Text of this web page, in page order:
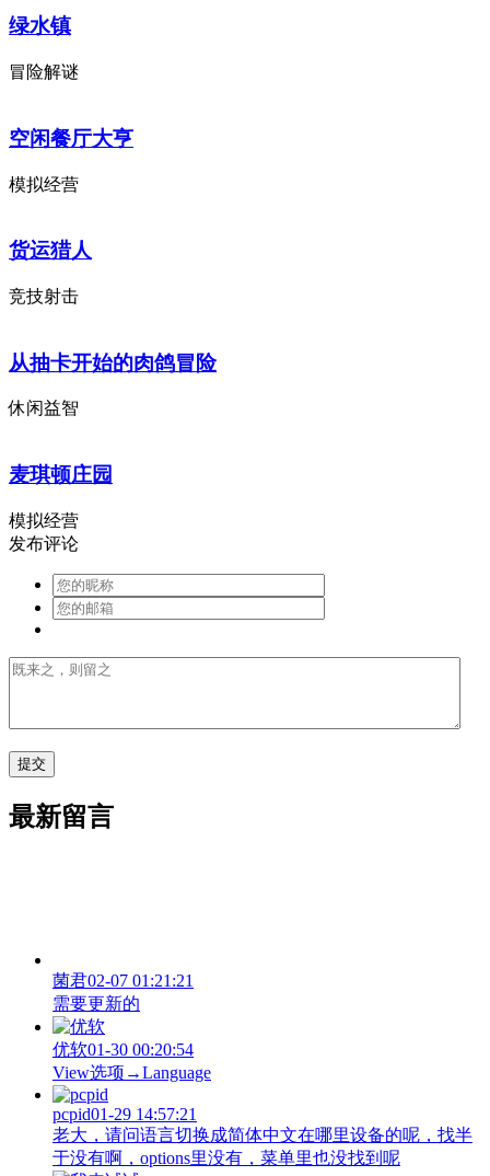
绿水镇
冒险解谜
空闲餐厅大亨
模拟经营
货运猎人
竞技射击
从抽卡开始的肉鸽冒险
休闲益智
麦琪顿庄园
模拟经营
发布评论
最新留言
菌君02-07 01:21:21
需要更新的
优软01-30 00:20:54
View‌选项→Language
pcpid01-29 14:57:21
老大，请问语言切换成简体中文在哪里设备的呢，找半
于没有啊，options里没有，菜单里也没找到呢